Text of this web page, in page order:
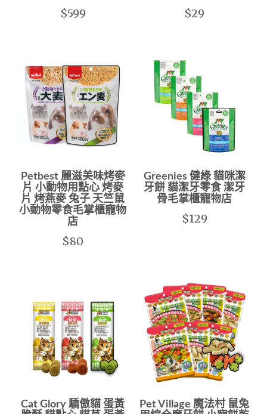
$599 $29
Petbest 麗滋美味烤麥
片 小動物用點心 烤麥
片 烤燕麥 兔子 天竺鼠
小動物零食毛掌櫃寵物
店
$80
Greenies 健綠 貓咪潔
牙餅 貓潔牙零食 潔牙
骨毛掌櫃寵物店
$129
Cat Glory 驕傲貓 蛋黃
Pet Village 魔法村 鼠兔